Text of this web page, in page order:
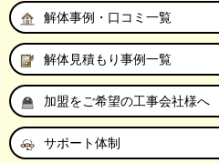
解体事例・口コミ一覧
解体見積もり事例一覧
加盟をご希望の工事会社様へ
サポート体制